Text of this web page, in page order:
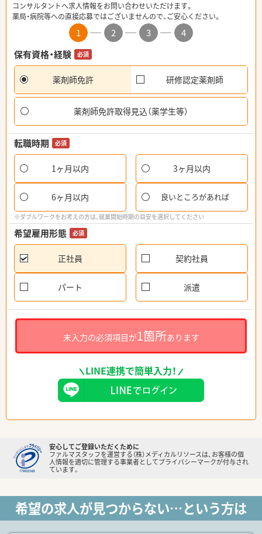
コンサルタントへ求人情報をお問い合わせいただけます。
薬局・病院等への直接応募ではございませんので、ご安心ください。
1 2 3
4
保有資格・経験
必須
薬剤師免許 研修認定薬剤師
薬剤師免許取得見込（薬学生等）
転職時期 必須
1ヶ月以内 3ヶ月以内
6ヶ月以内 良いところがあれば
※ダブルワークをお考えの方は、就業開始時期の目安を選択してください
希望雇用形態 必須
正社員 契約社員
パート 派遣
未入力の必須項目が1箇所あります
LINE連携で簡単入力！
安心してご登録いただくために
ファルマスタッフを運営する（株）メディカルリソースは、お客様の個
人情報を適切に管理する事業者としてプライバシーマークが付与され
ています。
希望の求人が見つからない…という方は